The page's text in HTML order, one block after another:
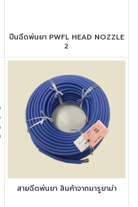
ปืนฉีดพ่นยา PWFL HEAD NOZZLE
2
สายฉีดพ่นยา สินค้าจากมารูยาม่า